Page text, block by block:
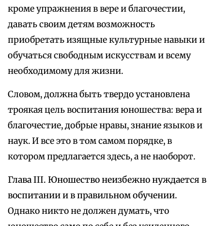
кроме упражнения в вере и благочестии,
давать своим детям возможность
приобретать изящные культурные навыки и
обучаться свободным искусствам и всему
необходимому для жизни.
Словом, должна быть твердо установлена
троякая цель воспитания юношества: вера и
благочестие, добрые нравы, знание языков и
наук. И все это в том самом порядке, в
котором предлагается здесь, а не наоборот.
Глава III. Юношество неизбежно нуждается в
воспитании и в правильном обучении.
Однако никто не должен думать, что